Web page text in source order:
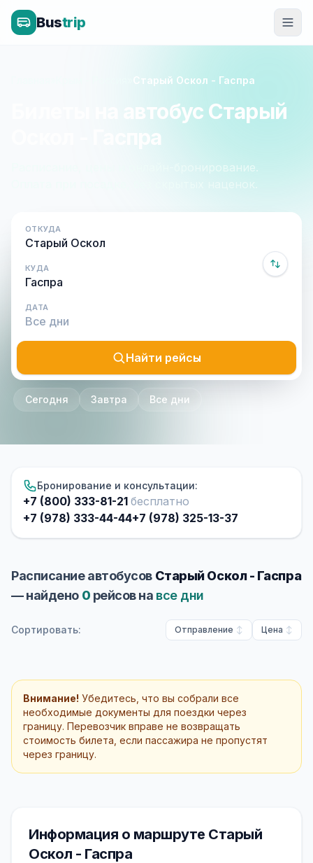
Bustrip
Старый Оскол - Гаспра
Билеты на автобус Старый
Оскол - Гаспра
Расписание, цены и онлайн-бронирование.
Оплата при посадке, без скрытых наценок.
ОТКУДА
КУДА
ДАТА
Найти рейсы
Сегодня Завтра Все дни
Бронирование и консультации:
+7 (800) 333-81-21 бесплатно
+7 (978) 333-44-44+7 (978) 325-13-37
Расписание автобусов Старый Оскол - Гаспра
— найдено 0 рейсов на все дни
Сортировать: Отправление Цена
Внимание! Убедитесь, что вы собрали все
необходимые документы для поездки через
границу. Перевозчик вправе не возвращать
стоимость билета, если пассажира не пропустят
через границу.
Информация о маршруте Старый
Оскол - Гаспра